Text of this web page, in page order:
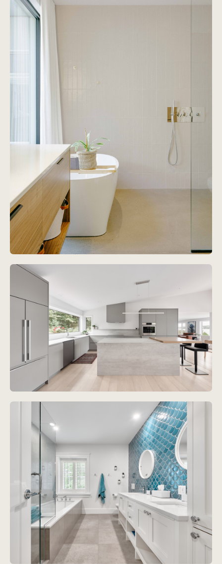
Du Grand Bornand
Voir le projet
Projet
Résidence des Sables
Voir le projet
Lac-Etchemins
Voir le projet